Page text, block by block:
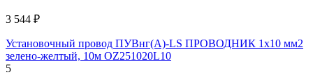
3 544 ₽
Установочный провод ПУВнг(А)-LS ПРОВОДНИК 1x10 мм2
зелено-желтый, 10м OZ251020L10
5